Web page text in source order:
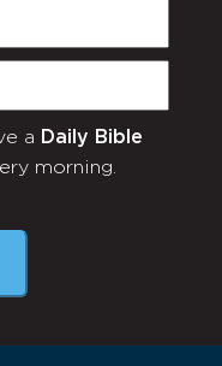
a Daily Bible
morning.